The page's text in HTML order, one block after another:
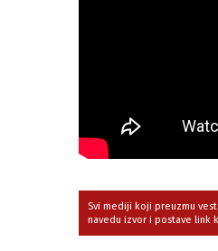
Svi mediji koji preuzmu
navedu izvor i postave link